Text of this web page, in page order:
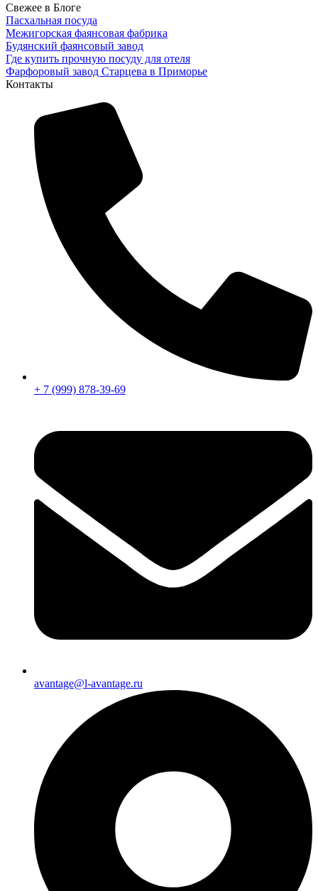
Свежее в Блоге
Пасхальная посуда
Межигорская фаянсовая фабрика
Будянский фаянсовый завод
Где купить прочную посуду для отеля
Фарфоровый завод Старцева в Приморье
Контакты
+ 7 (999) 878-39-69
avantage@l-avantage.ru